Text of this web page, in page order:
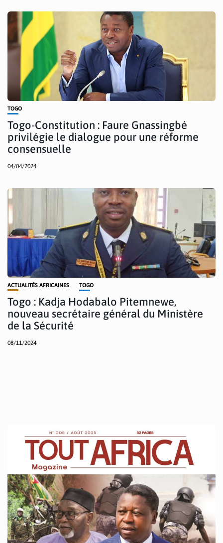
TOGO
Togo-Constitution : Faure Gnassingbé
privilégie le dialogue pour une réforme
consensuelle
04/04/2024
ACTUALITÉS AFRICAINES TOGO
Togo : Kadja Hodabalo Pitemnewe,
nouveau secrétaire général du Ministère
de la Sécurité
08/11/2024